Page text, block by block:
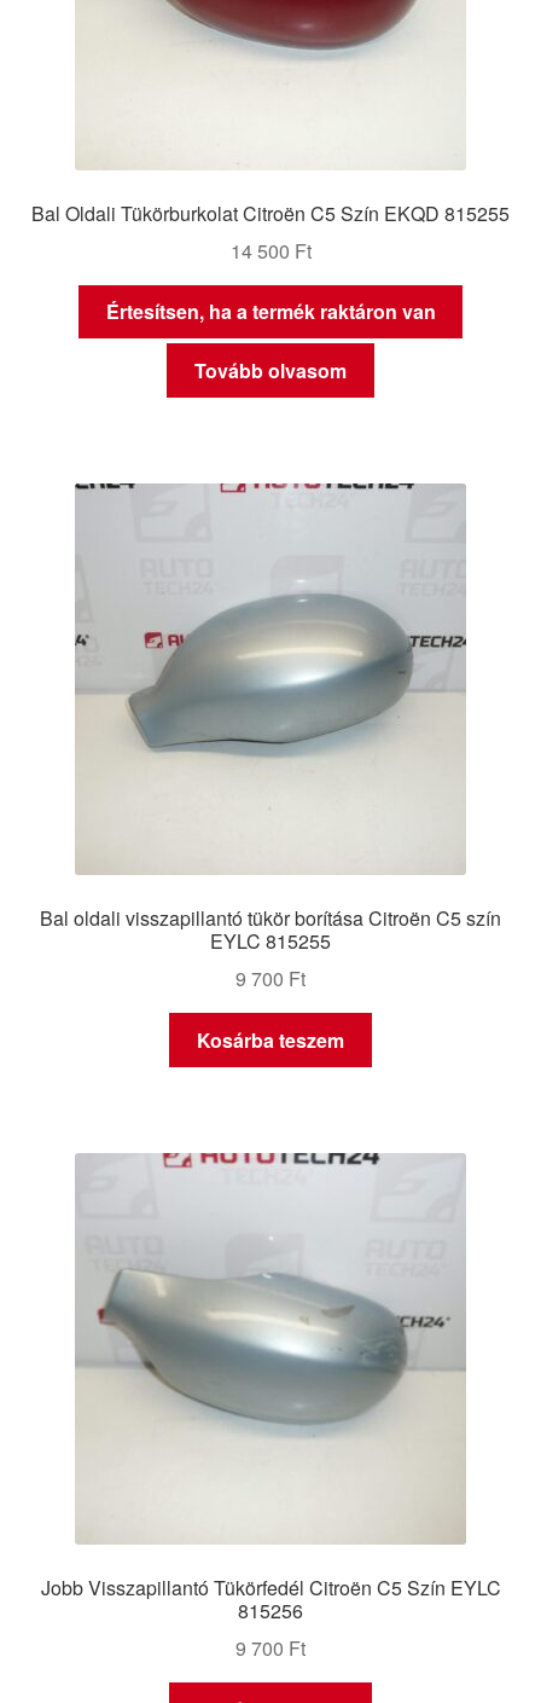
Bal Oldali Tükörburkolat Citroën C5 Szín EKQD 815255
14 500 Ft
Értesítsen, ha a termék raktáron van
Tovább olvasom
Bal oldali visszapillantó tükör borítása Citroën C5 szín
EYLC 815255
9 700 Ft
Kosárba teszem
Jobb Visszapillantó Tükörfedél Citroën C5 Szín EYLC
815256
9 700 Ft